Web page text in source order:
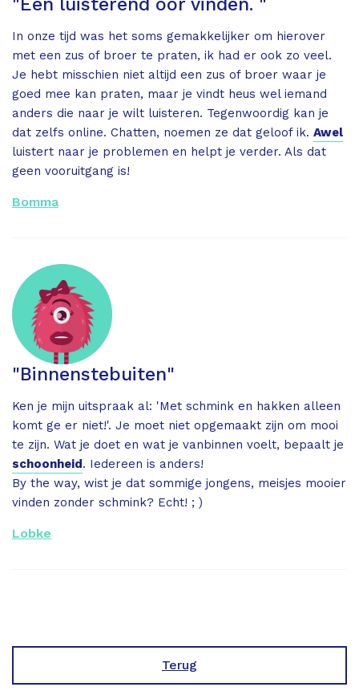
In onze tijd was het soms gemakkelijker om hierover
met een zus of broer te praten, ik had er ook zo veel.
Je hebt misschien niet altijd een zus of broer waar je
goed mee kan praten, maar je vindt heus wel iemand
anders die naar je wilt luisteren. Tegenwoordig kan je
dat zelfs online. Chatten, noemen ze dat geloof ik. Awel
luistert naar je problemen en helpt je verder. Als dat
geen vooruitgang is!
Bomma
"Binnenstebuiten"
Ken je mijn uitspraak al: 'Met schmink en hakken alleen
komt ge er niet!'. Je moet niet opgemaakt zijn om mooi
te zijn. Wat je doet en wat je vanbinnen voelt, bepaalt je
schoonheid. Iedereen is anders!
By the way, wist je dat sommige jongens, meisjes mooier
vinden zonder schmink? Echt! ; )
Lobke
Terug